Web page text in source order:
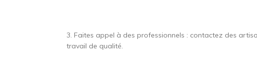
3. Faites appel à des professionnels : contactez des
travail de qualité.